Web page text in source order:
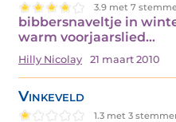
3.9 met 7
bibbersnaveltje in
warm voorjaarslied…
Hilly Nicolay 21 maart 2010
Vinkeveld
1.3 met 3